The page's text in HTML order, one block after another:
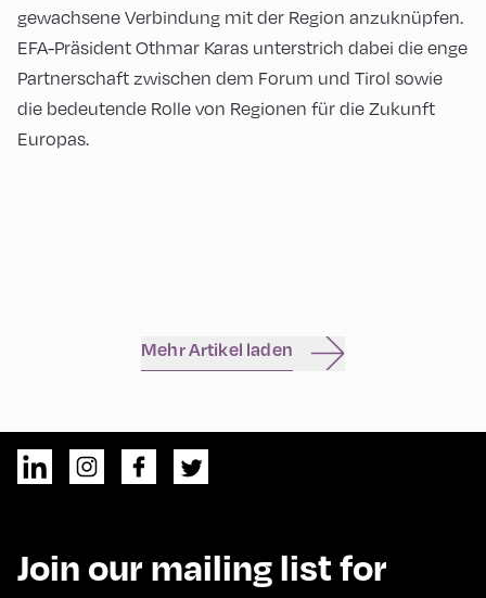
gewachsene Verbindung mit der Region anzuknüpfen.
EFA-Präsident Othmar Karas unterstrich dabei die enge
Partnerschaft zwischen dem Forum und Tirol sowie
die bedeutende Rolle von Regionen für die Zukunft
Europas.
Mehr Artikel laden
Join our mailing list for